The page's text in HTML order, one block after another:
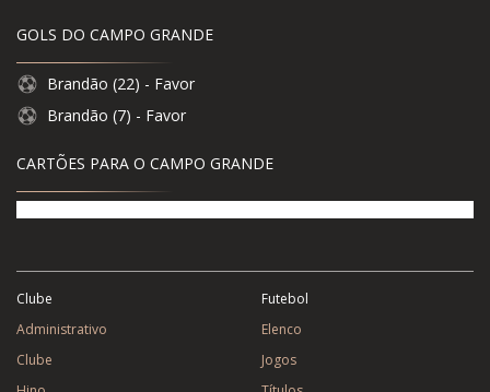
GOLS DO CAMPO GRANDE
Brandão (22) - Favor
Brandão (7) - Favor
CARTÕES PARA O CAMPO GRANDE
Clube
Administrativo
Clube
Futebol
Elenco
Jogos